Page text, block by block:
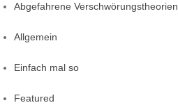
Abgefahrene Verschwörungstheorien
Allgemein
Einfach mal so
Featured